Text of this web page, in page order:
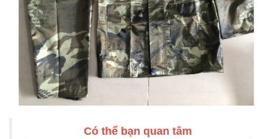
Có thể bạn quan tâm